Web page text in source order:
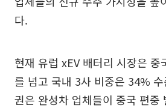
다.
현재 유럽 xEV 배터리 시장은
를 넘고 국내 3사 비중은 34%
권은 완성차 업체들이 중국 편중